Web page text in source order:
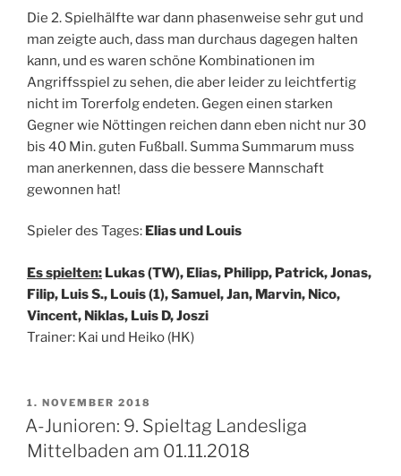
Die 2. Spielhälfte war dann phasenweise sehr gut und
man zeigte auch, dass man durchaus dagegen halten
kann, und es waren schöne Kombinationen im
Angriffsspiel zu sehen, die aber leider zu leichtfertig
nicht im Torerfolg endeten. Gegen einen starken
Gegner wie Nöttingen reichen dann eben nicht nur 30
bis 40 Min. guten Fußball. Summa Summarum muss
man anerkennen, dass die bessere Mannschaft
gewonnen hat!
Spieler des Tages: Elias und Louis
Es spielten: Lukas (TW), Elias, Philipp, Patrick, Jonas,
Filip, Luis S., Louis (1), Samuel, Jan, Marvin, Nico,
Vincent, Niklas, Luis D, Joszi
Trainer: Kai und Heiko (HK)
VERÖFFENTLICHT
AM
1. NOVEMBER 2018
A-Junioren: 9. Spieltag Landesliga
Mittelbaden am 01.11.2018